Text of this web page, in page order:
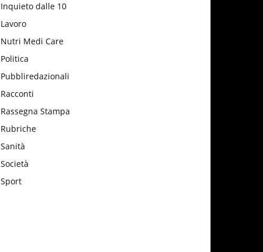
Inquieto dalle 10
Lavoro
Nutri Medi Care
Politica
Pubbliredazionali
Racconti
Rassegna Stampa
Rubriche
Sanità
Società
Sport